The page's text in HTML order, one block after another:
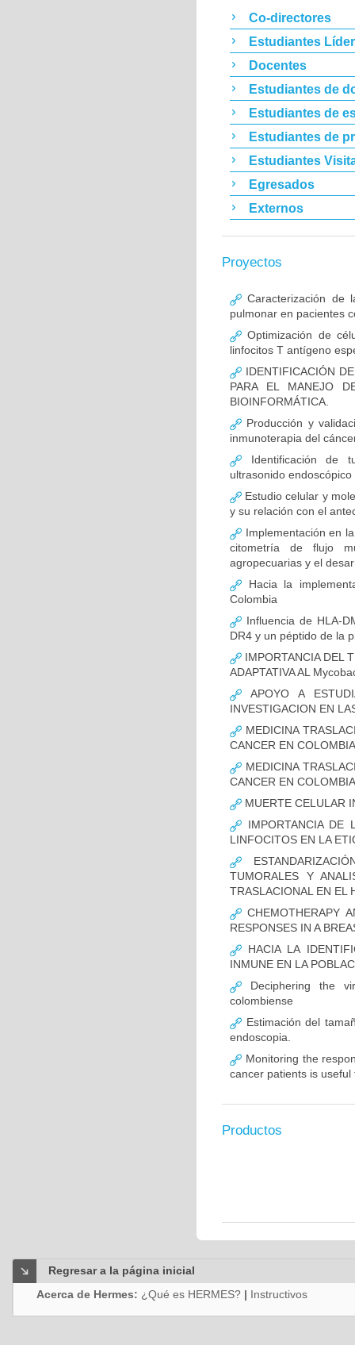
Co-directores
Estudiantes
Docentes
Estudiantes de
Estudiantes de
Estudiantes de
Estudiantes
Egresados
Externos
Proyectos
Caracterización de
pulmonar en pacientes
Optimización de
linfocitos T antígeno
IDENTIFICACIÓN
PARA EL MANEJO
BIOINFORMÁTICA.
Producción y
inmunoterapia del
Identificación de
ultrasonido endoscópico
Estudio celular y
y su relación con el
Implementación en
citometría de flujo
agropecuarias y el
Hacia la
Colombia
Influencia de HLA-
DR4 y un péptido de la
IMPORTANCIA DEL
ADAPTATIVA AL
APOYO A
INVESTIGACION EN
MEDICINA
CANCER EN COLOMBIA
MEDICINA
CANCER EN COLOMBIA
MUERTE CELULAR
IMPORTANCIA DE
LINFOCITOS EN LA
TUMORALES Y
TRASLACIONAL EN EL
CHEMOTHERAPY
RESPONSES IN A
HACIA LA
INMUNE EN LA
Deciphering the
colombiense
Estimación del
endoscopia.
Monitoring the
cancer patients is
Productos
Regresar a la página inicial
Acerca de Hermes: ¿Qué es HERMES? | Instructivos